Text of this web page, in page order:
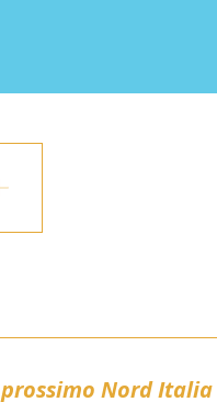
prossimo Nord Italia